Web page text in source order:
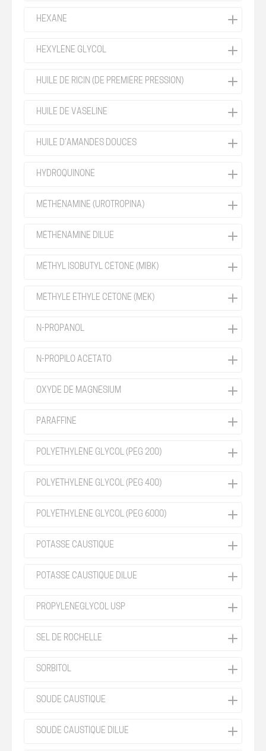
HEXANE
HEXYLÈNE GLYCOL
HUILE DE RICIN (DE PREMIÈRE PRESSION)
HUILE DE VASELINE
HUILE D’AMANDES DOUCES
HYDROQUINONE
MÉTHÉNAMINE (UROTROPINA)
MÉTHÉNAMINE DILUE
MÉTHYL ISOBUTYL CÉTONE (MIBK)
MÉTHYLE ÉTHYLE CÉTONE (MEK)
N-PROPANOL
N-PROPILO ACETATO
OXYDE DE MAGNÉSIUM
PARAFFINE
POLYÉTHYLÈNE GLYCOL (PEG 200)
POLYÉTHYLÈNE GLYCOL (PEG 400)
POLYÉTHYLÈNE GLYCOL (PEG 6000)
POTASSE CAUSTIQUE
POTASSE CAUSTIQUE DILUE
PROPYLÈNEGLYCOL USP
SEL DE ROCHELLE
SORBITOL
SOUDE CAUSTIQUE
SOUDE CAUSTIQUE DILUE